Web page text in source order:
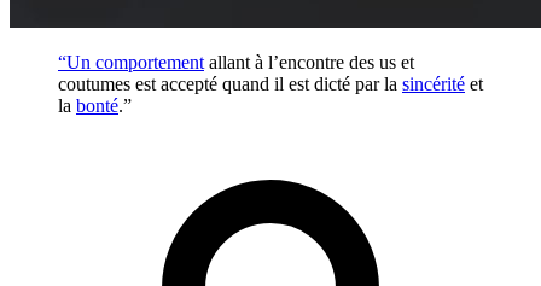
“Un comportement allant à l’encontre des us et
coutumes est accepté quand il est dicté par la sincérité et
la bonté.”